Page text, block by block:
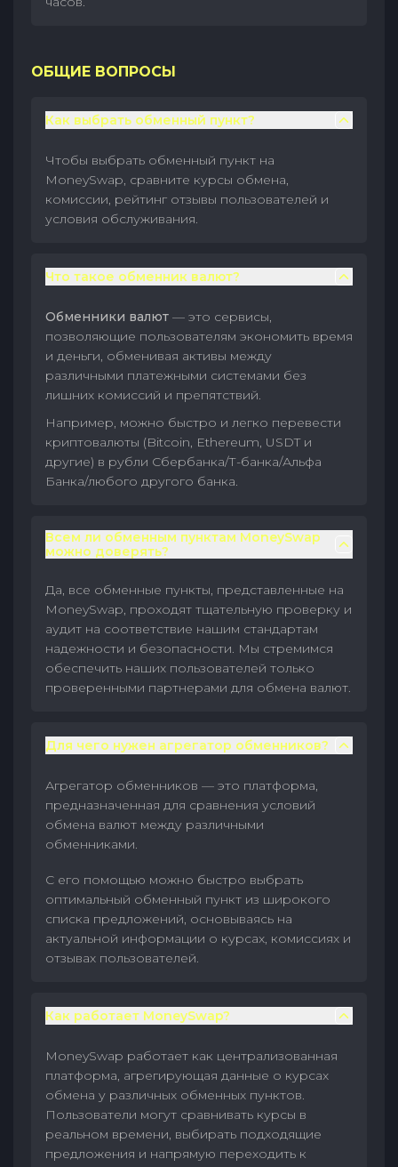
ОБЩИЕ ВОПРОСЫ
Как выбрать обменный пункт?
Чтобы выбрать обменный пункт на
MoneySwap, сравните курсы обмена,
комиссии, рейтинг отзывы пользователей и
условия обслуживания.
Что такое обменник валют?
Обменники валют — это сервисы,
позволяющие пользователям экономить время
и деньги, обменивая активы между
различными платежными системами без
лишних комиссий и препятствий.
Например, можно быстро и легко перевести
криптовалюты (Bitcoin, Ethereum, USDT и
другие) в рубли Сбербанка/Т-банка/Альфа
Банка/любого другого банка.
Всем ли обменным пунктам MoneySwap
можно доверять?
Да, все обменные пункты, представленные на
MoneySwap, проходят тщательную проверку и
аудит на соответствие нашим стандартам
надежности и безопасности. Мы стремимся
обеспечить наших пользователей только
проверенными партнерами для обмена валют.
Для чего нужен агрегатор обменников?
Агрегатор обменников — это платформа,
предназначенная для сравнения условий
обмена валют между различными
обменниками.
С его помощью можно быстро выбрать
оптимальный обменный пункт из широкого
списка предложений, основываясь на
актуальной информации о курсах, комиссиях и
отзывах пользователей.
Как работает MoneySwap?
MoneySwap работает как централизованная
платформа, агрегирующая данные о курсах
обмена у различных обменных пунктов.
Пользователи могут сравнивать курсы в
реальном времени, выбирать подходящие
предложения и напрямую переходить к